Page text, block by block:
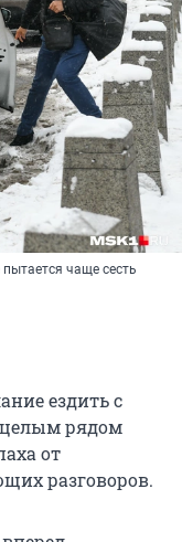
чаще сесть
ездить с
рядом
от
разговоров.